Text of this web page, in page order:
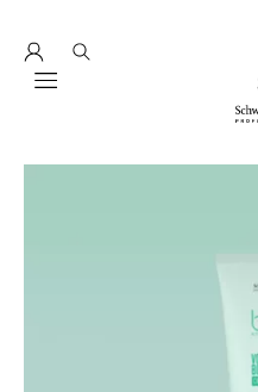
Mobile navigation